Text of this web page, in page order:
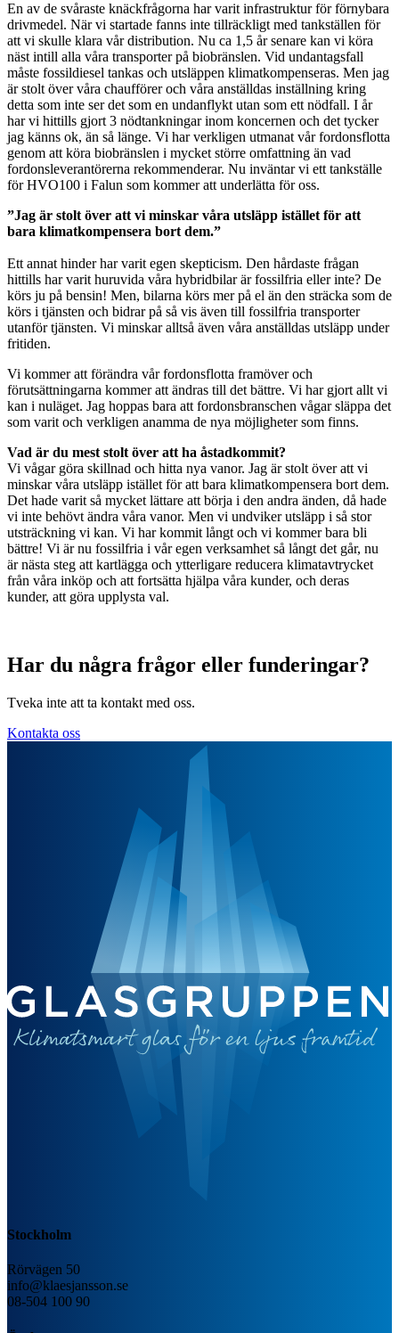
En av de svåraste knäckfrågorna har varit infrastruktur för förnybara
drivmedel. När vi startade fanns inte tillräckligt med tankställen för
att vi skulle klara vår distribution. Nu ca 1,5 år senare kan vi köra
näst intill alla våra transporter på biobränslen. Vid undantagsfall
måste fossildiesel tankas och utsläppen klimatkompenseras. Men jag
är stolt över våra chaufförer och våra anställdas inställning kring
detta som inte ser det som en undanflykt utan som ett nödfall. I år
har vi hittills gjort 3 nödtankningar inom koncernen och det tycker
jag känns ok, än så länge. Vi har verkligen utmanat vår fordonsflotta
genom att köra biobränslen i mycket större omfattning än vad
fordonsleverantörerna rekommenderar. Nu inväntar vi ett tankställe
för HVO100 i Falun som kommer att underlätta för oss.
”Jag är stolt över att vi minskar våra utsläpp istället för att
bara klimatkompensera bort dem.”
Ett annat hinder har varit egen skepticism. Den hårdaste frågan
hittills har varit huruvida våra hybridbilar är fossilfria eller inte? De
körs ju på bensin! Men, bilarna körs mer på el än den sträcka som de
körs i tjänsten och bidrar på så vis även till fossilfria transporter
utanför tjänsten. Vi minskar alltså även våra anställdas utsläpp under
fritiden.
Vi kommer att förändra vår fordonsflotta framöver och
förutsättningarna kommer att ändras till det bättre. Vi har gjort allt vi
kan i nuläget. Jag hoppas bara att fordonsbranschen vågar släppa det
som varit och verkligen anamma de nya möjligheter som finns.
Vad är du mest stolt över att ha åstadkommit?
Vi vågar göra skillnad och hitta nya vanor. Jag är stolt över att vi
minskar våra utsläpp istället för att bara klimatkompensera bort dem.
Det hade varit så mycket lättare att börja i den andra änden, då hade
vi inte behövt ändra våra vanor. Men vi undviker utsläpp i så stor
utsträckning vi kan. Vi har kommit långt och vi kommer bara bli
bättre! Vi är nu fossilfria i vår egen verksamhet så långt det går, nu
är nästa steg att kartlägga och ytterligare reducera klimatavtrycket
från våra inköp och att fortsätta hjälpa våra kunder, och deras
kunder, att göra upplysta val.
Har du några frågor eller funderingar?
Tveka inte att ta kontakt med oss.
Kontakta oss
Stockholm
Rörvägen 50
info@klaesjansson.se
08-504 100 90